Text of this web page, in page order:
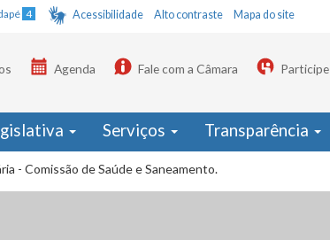
4 Acessibilidade Alto contraste Mapa do site
Agenda Fale com a Câmara Participe
Serviços Transparência
- Comissão de Saúde e Saneamento.